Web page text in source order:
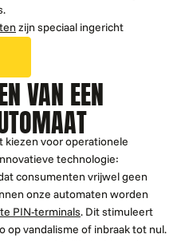
zijn speciaal ingericht
VAN EEN
kiezen voor operationele
technologie:
consumenten vrijwel geen
onze automaten worden
PIN-terminals. Dit stimuleert
op vandalisme of inbraak tot nul.